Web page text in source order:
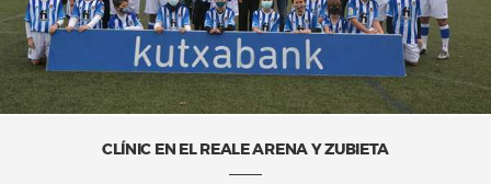
CLÍNIC EN EL REALE ARENA Y ZUBIETA